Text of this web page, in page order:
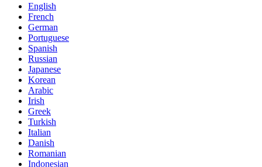
English
French
German
Portuguese
Spanish
Russian
Japanese
Korean
Arabic
Irish
Greek
Turkish
Italian
Danish
Romanian
Indonesian